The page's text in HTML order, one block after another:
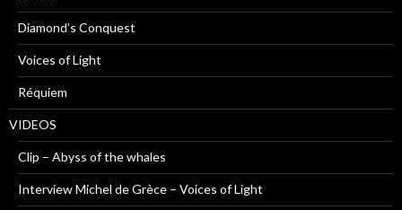
Diamond’s Conquest
Voices of Light
Réquiem
VIDEOS
Clip – Abyss of the whales
Interview Michel de Grèce – Voices of Light